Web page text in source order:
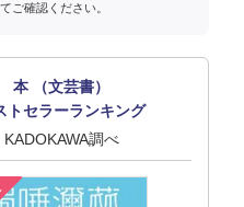
ご確認ください。
本 （文芸書）
トセラーランキング
KADOKAWA調べ